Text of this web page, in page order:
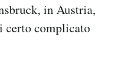
in Austria,
certo complicato